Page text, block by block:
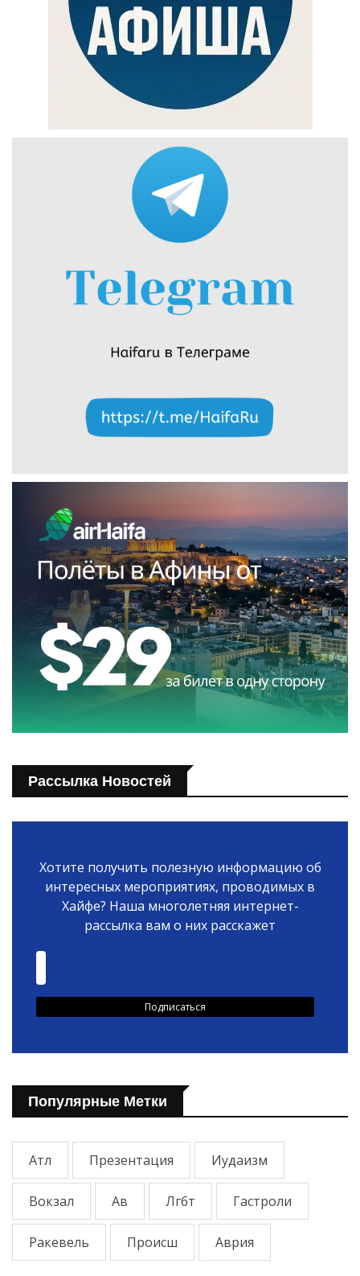
Рассылка Новостей
Хотите получить полезную информацию об
интересных мероприятиях, проводимых в
Хайфе? Наша многолетняя интернет-
рассылка вам о них расскажет
Популярные Метки
Атл Презентация Иудаизм
Вокзал Ав Лгбт Гастроли
Ракевель Происш Аврия